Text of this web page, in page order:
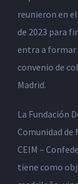
reunieron en
de 2023 para
entra a formar
convenio de
Madrid.
La Fundación
Comunidad de
CEIM –
tiene como